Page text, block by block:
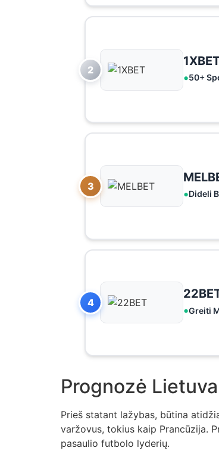
2
50+
3
Dideli
4
Greiti
Prognozė
Prieš statant lažybas, būtina
varžovus, tokius kaip Prancūzija.
pasaulio futbolo lyderių.